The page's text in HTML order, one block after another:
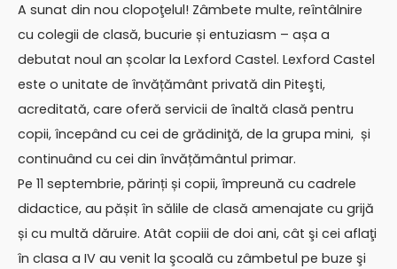
A sunat din nou clopoţelul! Zâmbete multe, reîntâlnire
cu colegii de clasă, bucurie și entuziasm – așa a
debutat noul an școlar la Lexford Castel. Lexford Castel
este o unitate de învățământ privată din Piteşti,
acreditată, care oferă servicii de înaltă clasă pentru
copii, începând cu cei de grădiniţă, de la grupa mini, și
continuând cu cei din învățământul primar.
Pe 11 septembrie, părinți și copii, împreună cu cadrele
didactice, au pășit în sălile de clasă amenajate cu grijă
și cu multă dăruire. Atât copiii de doi ani, cât şi cei aflaţi
în clasa a IV au venit la şcoală cu zâmbetul pe buze şi